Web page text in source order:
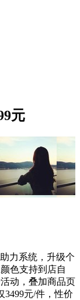
元
力系统，升级个
色支持到店自
动，叠加商品页
3499元/件，性价